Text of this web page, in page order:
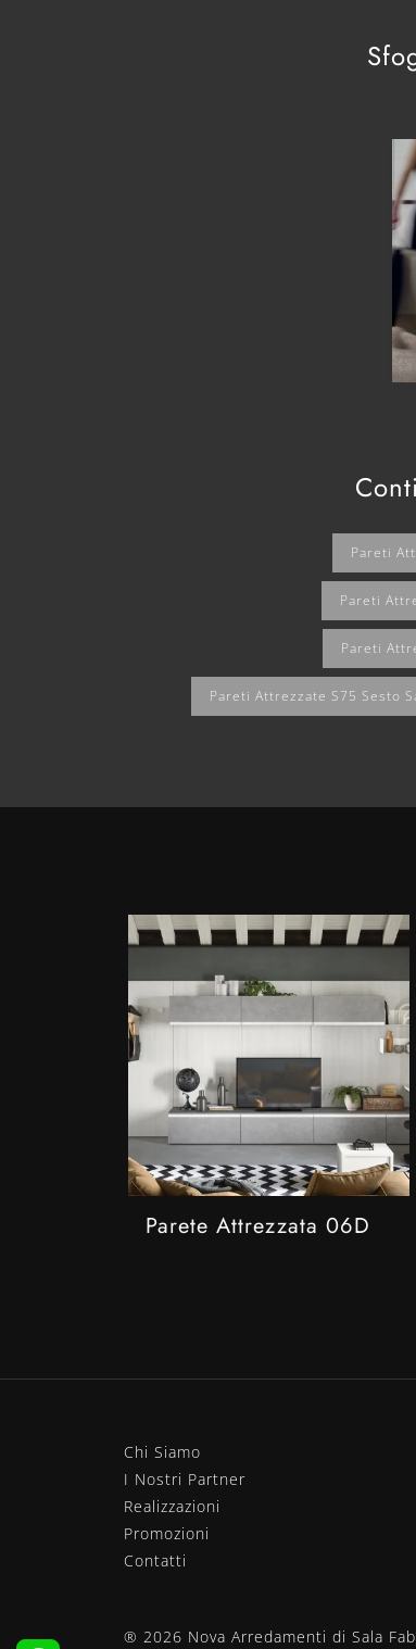
Pareti
Pareti
Pareti
Pareti Attrezzate S75 Sesto
Parete Attrezzata 06D
Chi Siamo
I Nostri Partner
Realizzazioni
Promozioni
Contatti
® 2026 Nova Arredamenti di Sala